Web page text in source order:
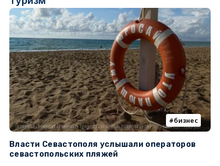
бизнес
Власти Севастополя услышали операторов
севастопольских пляжей